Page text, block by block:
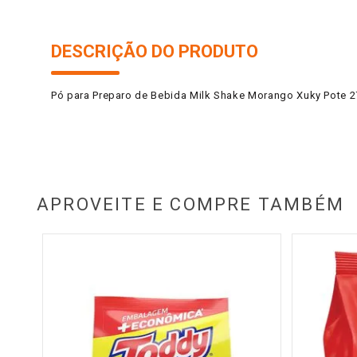
DESCRIÇÃO DO PRODUTO
Pó para Preparo de Bebida Milk Shake Morango Xuky Pote
APROVEITE E COMPRE TAMBÉM